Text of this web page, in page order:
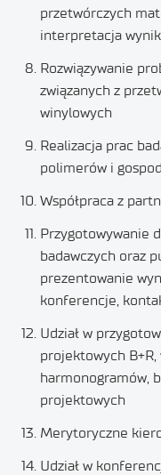
przetwórczych
interpretacja
Rozwiązywanie
związanych z
winylowych
Realizacja prac
polimerów i
Współpraca z
Przygotowywanie
badawczych oraz
prezentowanie
konferencje,
Udział w
projektowych
harmonogramów,
projektowych
Merytoryczne
Udział w